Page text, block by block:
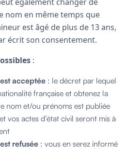
nom en même temps que
est âgé de plus de 13 ans,
écrit son consentement.
:
acceptée : le décret par lequel
française et obtenez la
nom et/ou prénoms est publiée
vos actes d’état civil seront mis à
refusée : vous en serez informé